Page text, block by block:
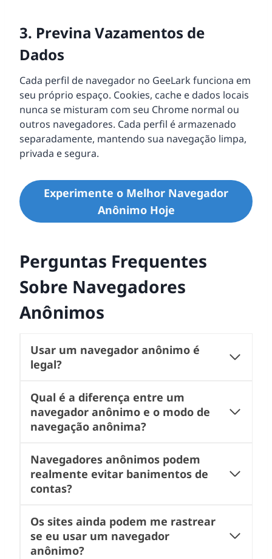
3. Previna Vazamentos de
Dados
Cada perfil de navegador no GeeLark funciona em
seu próprio espaço. Cookies, cache e dados locais
nunca se misturam com seu Chrome normal ou
outros navegadores. Cada perfil é armazenado
separadamente, mantendo sua navegação limpa,
privada e segura.
Experimente o Melhor Navegador
Anônimo Hoje
Perguntas Frequentes
Sobre Navegadores
Anônimos
Usar um navegador anônimo é
legal?
Qual é a diferença entre um
navegador anônimo e o modo de
navegação anônima?
Navegadores anônimos podem
realmente evitar banimentos de
contas?
Os sites ainda podem me rastrear
se eu usar um navegador
anônimo?